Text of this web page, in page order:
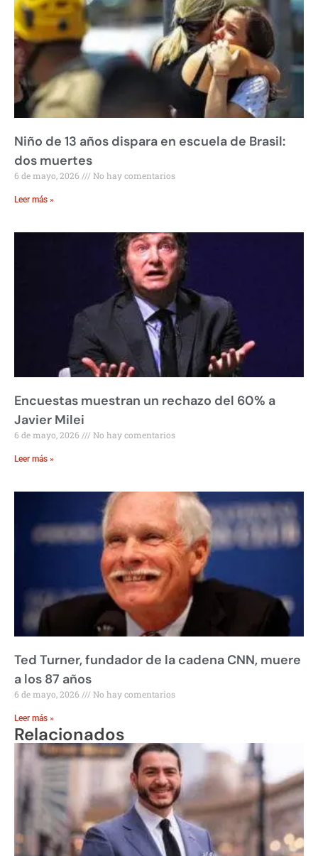
Niño de 13 años dispara en escuela de Brasil:
dos muertes
6 de mayo, 2026 No hay comentarios
Leer más »
Encuestas muestran un rechazo del 60% a
Javier Milei
6 de mayo, 2026 No hay comentarios
Leer más »
Ted Turner, fundador de la cadena CNN, muere
a los 87 años
6 de mayo, 2026 No hay comentarios
Leer más »
Relacionados